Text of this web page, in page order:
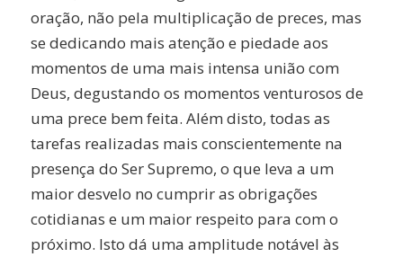
oração, não pela multiplicação de preces, mas
se dedicando mais atenção e piedade aos
momentos de uma mais intensa união com
Deus, degustando os momentos venturosos de
uma prece bem feita. Além disto, todas as
tarefas realizadas mais conscientemente na
presença do Ser Supremo, o que leva a um
maior desvelo no cumprir as obrigações
cotidianas e um maior respeito para com o
próximo. Isto dá uma amplitude notável às